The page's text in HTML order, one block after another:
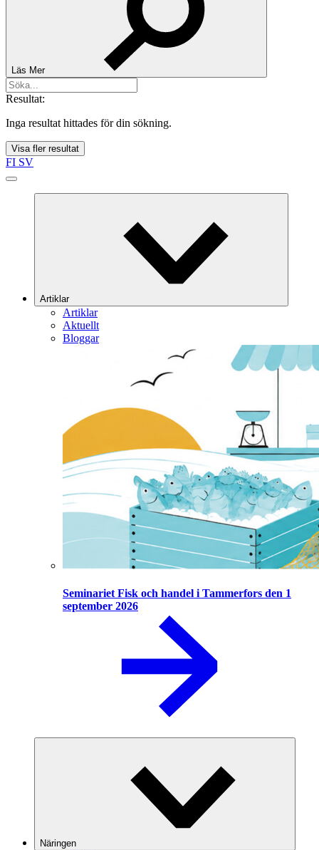
Läs Mer
Resultat:
Inga resultat hittades för din sökning.
Visa fler resultat
FI SV
Artiklar
Artiklar
Aktuellt
Bloggar
Seminariet Fisk och handel i Tammerfors den 1
september 2026
Näringen